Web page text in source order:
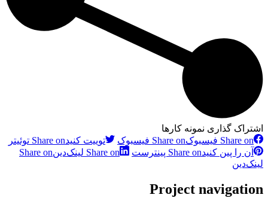
اشتراک گذاری نمونه کارها
Share on فیسبوک
Share on فیسبوک توییت کنیدShare on توئیتر
آن را پین کنیدShare on پینترست Share on لینک‌دین
Share on
لینک‌دین
Project navigation